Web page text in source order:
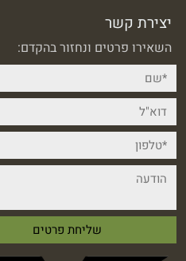
יצירת קשר
השאירו פרטים ונחזור בהקדם: